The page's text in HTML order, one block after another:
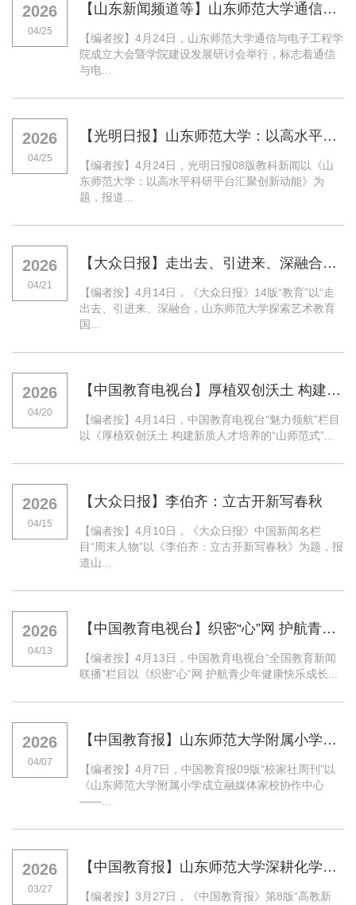
2026
04/25
【山东新闻频道等】山东师范大学通信与电子工程学院揭牌成立
【编者按】4月24日，山东师范大学通信与电子工程学
院成立大会暨学院建设发展研讨会举行，标志着通信
与电...
2026
04/25
【光明日报】山东师范大学：以高水平科研平台汇聚创新动能
【编者按】4月24日，光明日报08版教科新闻以《山
东师范大学：以高水平科研平台汇聚创新动能》为
题，报道...
2026
04/21
【大众日报】走出去、引进来、深融合，山东师范大学探索艺术教育国际化——《赛马》在非洲校园响起
【编者按】4月14日，《大众日报》14版“教育”以“走
出去、引进来、深融合，山东师范大学探索艺术教育
国...
2026
04/20
【中国教育电视台】厚植双创沃土 构建新质人才培养的“山师范式”——山东师范大学创新创业工作纪实
【编者按】4月14日，中国教育电视台“魅力领航”栏目
以《厚植双创沃土 构建新质人才培养的“山师范式”...
2026
04/15
【大众日报】李伯齐：立古开新写春秋
【编者按】4月10日，《大众日报》中国新闻名栏
目“周末人物”以《李伯齐：立古开新写春秋》为题，报
道山...
2026
04/13
【中国教育电视台】织密“心”网 护航青少年健康快乐成长
【编者按】4月13日，中国教育电视台“全国教育新闻
联播”栏目以《织密“心”网 护航青少年健康快乐成长...
2026
04/07
【中国教育报】山东师范大学附属小学成立融媒体家校协作中心——打破围墙创造蓬勃校园生态
【编者按】4月7日，中国教育报09版“校家社周刊”以
《山东师范大学附属小学成立融媒体家校协作中心
——...
2026
03/27
【中国教育报】山东师范大学深耕化学学科 培育时代新人
【编者按】3月27日，《中国教育报》第8版“高教新